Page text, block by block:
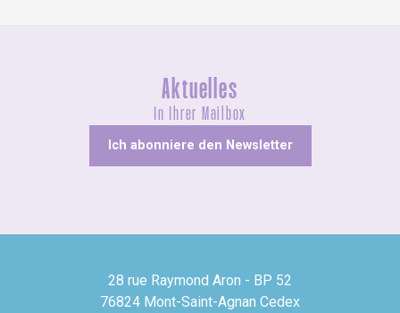
Aktuelles
In Ihrer Mailbox
Ich abonniere den Newsletter
28 rue Raymond Aron - BP 52
76824 Mont-Saint-Agnan Cedex